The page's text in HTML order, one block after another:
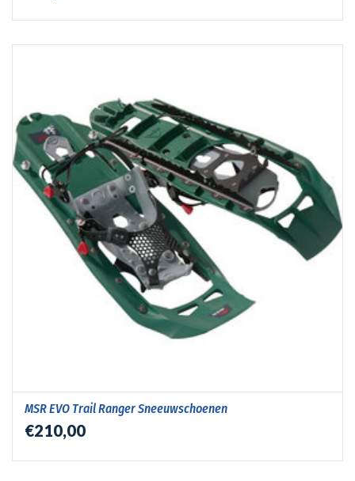
MSR EVO Trail Ranger Sneeuwschoenen
€210,00